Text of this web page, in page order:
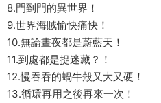
8.門到門的異世界！
9.世界海賊愉快痛快！
10.無論晝夜都是蔚藍天！
11.到處都是捉迷藏？！
12.慢吞吞的蝸牛殼又大又硬！
13.循環再用之後再來一次！